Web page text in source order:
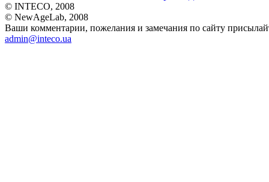
© INTECO, 2008
© NewAgeLab, 2008
Ваши комментарии, пожелания и замечания по сайту
admin@inteco.ua